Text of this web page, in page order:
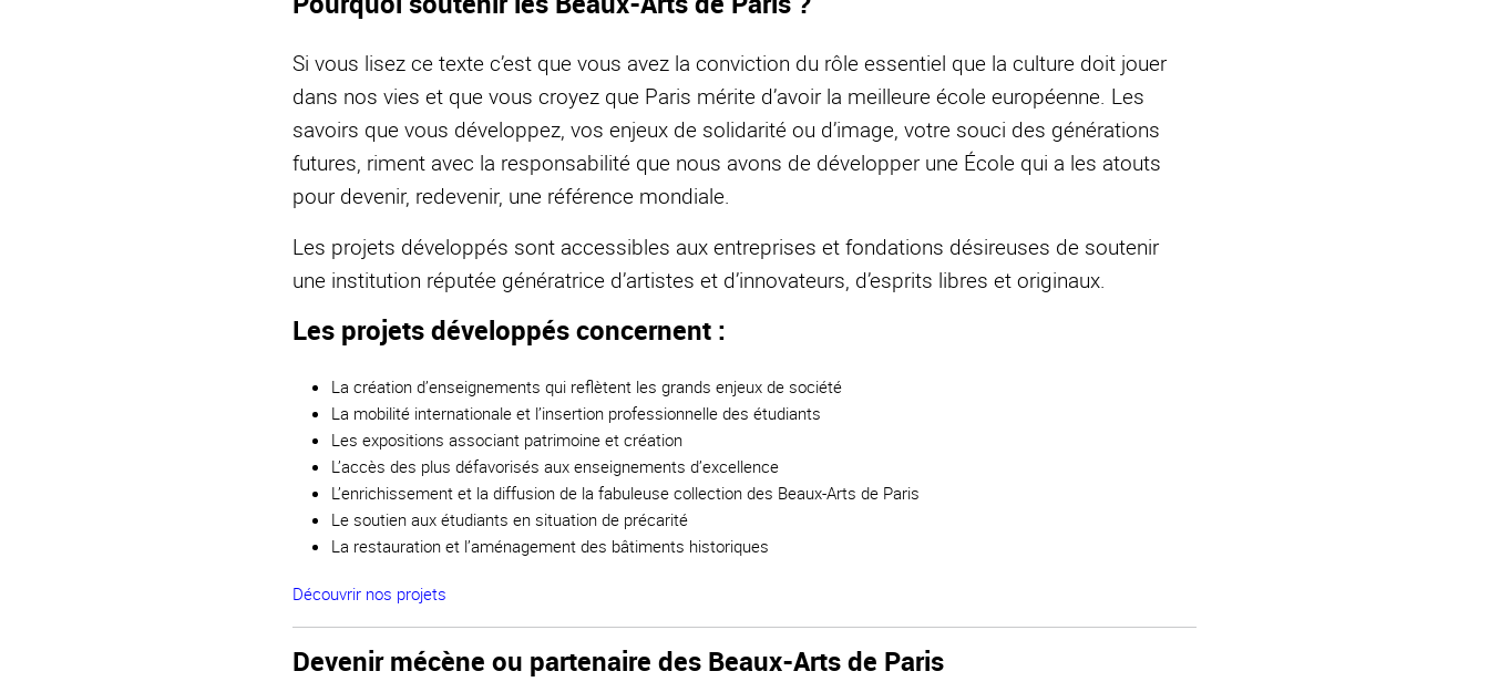
Si vous lisez ce texte c’est que vous avez la conviction du rôle essentiel que la culture doit jouer
dans nos vies et que vous croyez que Paris mérite d’avoir la meilleure école européenne. Les
savoirs que vous développez, vos enjeux de solidarité ou d’image, votre souci des générations
futures, riment avec la responsabilité que nous avons de développer une École qui a les atouts
pour devenir, redevenir, une référence mondiale.
Les projets développés sont accessibles aux entreprises et fondations désireuses de soutenir
une institution réputée génératrice d’artistes et d’innovateurs, d’esprits libres et originaux.
Les projets développés concernent :
La création d’enseignements qui reflètent les grands enjeux de société
La mobilité internationale et l’insertion professionnelle des étudiants
Les expositions associant patrimoine et création
L’accès des plus défavorisés aux enseignements d’excellence
L’enrichissement et la diffusion de la fabuleuse collection des Beaux-Arts de Paris
Le soutien aux étudiants en situation de précarité
La restauration et l’aménagement des bâtiments historiques
Découvrir nos projets
Devenir mécène ou partenaire des Beaux-Arts de Paris